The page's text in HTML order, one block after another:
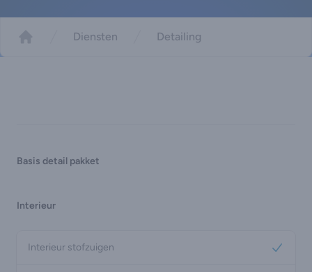
Diensten Detailing
Vergelijken
Basis detail pakket
Interieur
Interieur stofzuigen